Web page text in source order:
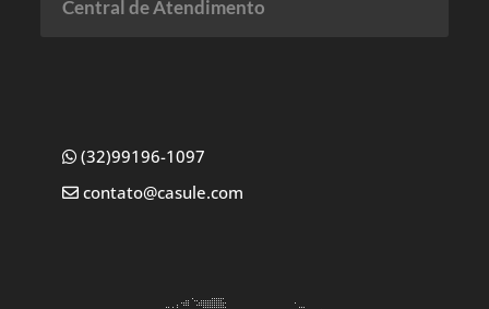
Central de Atendimento
(32)99196-1097
contato@casule.com